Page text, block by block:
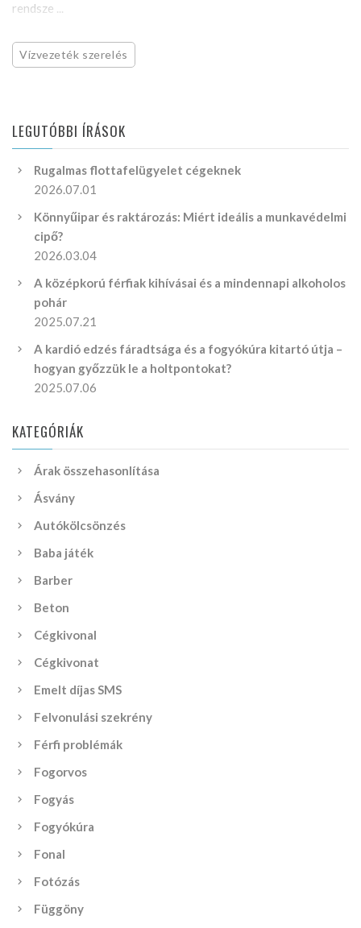
rendsze ...
Vízvezeték szerelés
LEGUTÓBBI ÍRÁSOK
Rugalmas flottafelügyelet cégeknek
2026.07.01
Könnyűipar és raktározás: Miért ideális a munkavédelmi
cipő?
2026.03.04
A középkorú férfiak kihívásai és a mindennapi alkoholos
pohár
2025.07.21
A kardió edzés fáradtsága és a fogyókúra kitartó útja –
hogyan győzzük le a holtpontokat?
2025.07.06
KATEGÓRIÁK
Árak összehasonlítása
Ásvány
Autókölcsönzés
Baba játék
Barber
Beton
Cégkivonal
Cégkivonat
Emelt díjas SMS
Felvonulási szekrény
Férfi problémák
Fogorvos
Fogyás
Fogyókúra
Fonal
Fotózás
Függöny